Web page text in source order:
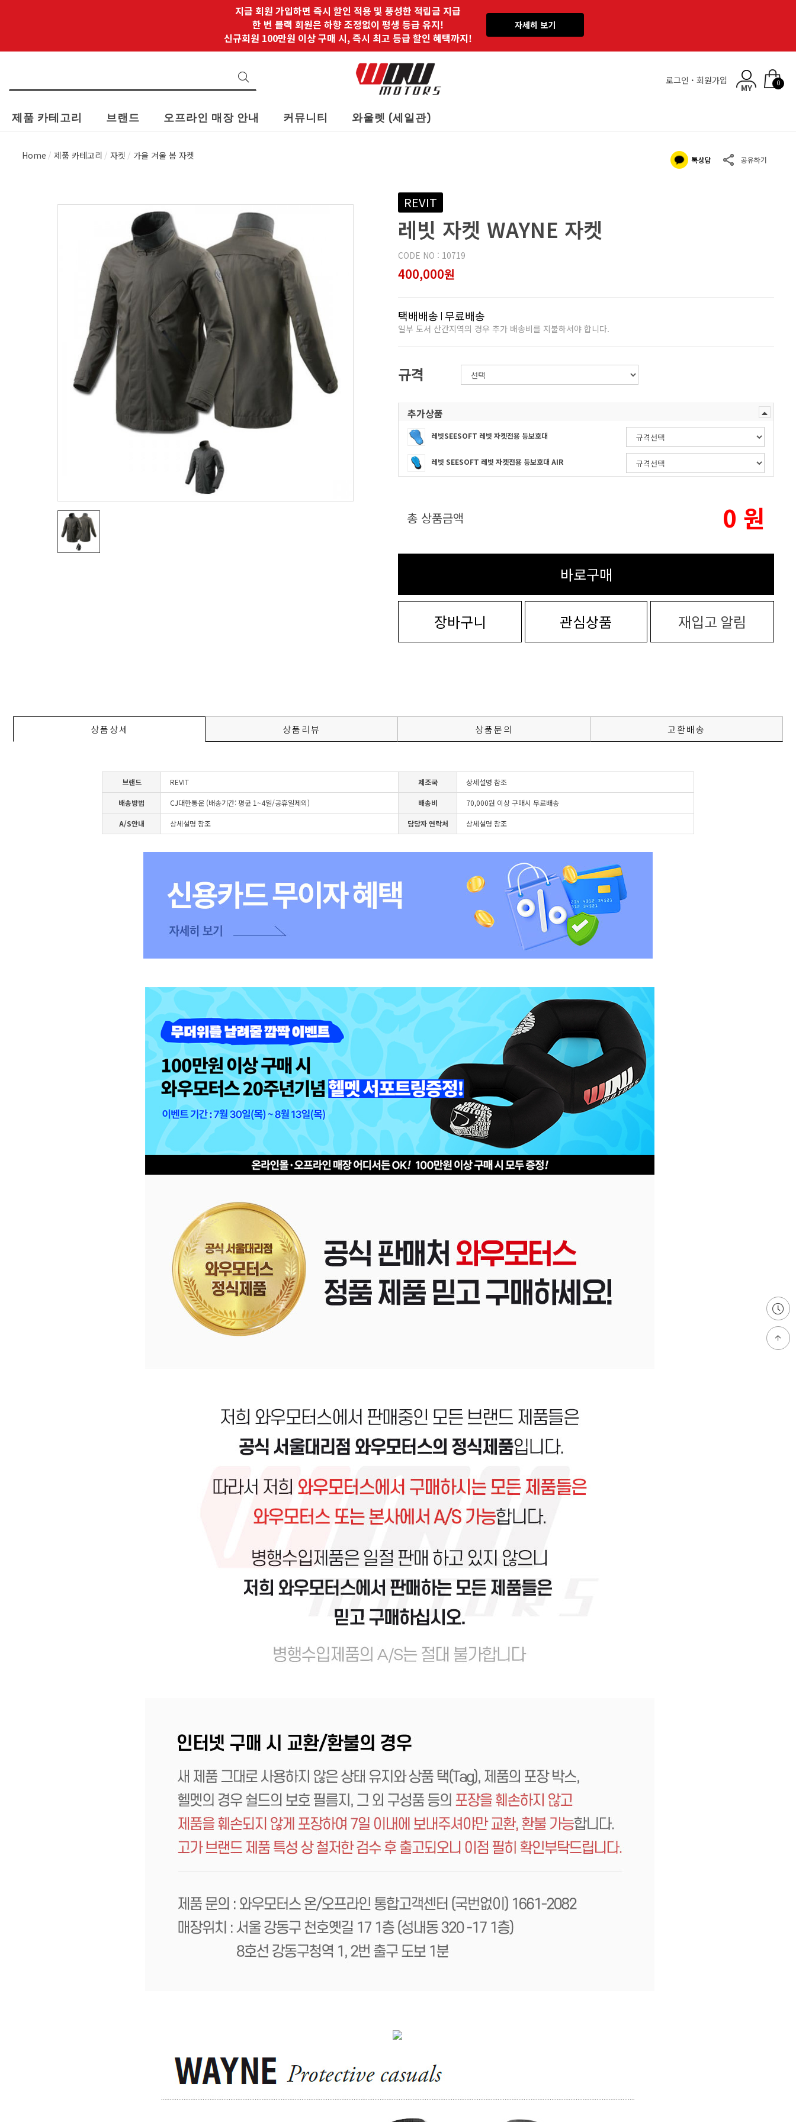
지금 회원 가입하면 즉시 할인 적용 및 풍성한 적립금 지급
한 번 블랙 회원은 하향 조정없이 평생 등급 유지!
신규회원 100만원 이상 구매 시, 즉시 최고 등급 할인 혜택까지!
자세히 보기
로그인 · 회원가입 0
제품 카테고리 브랜드 오프라인 매장 안내 커뮤니티 와울렛 (세일관)
Home 제품 카테고리 자켓 가을 겨울 봄 자켓
REVIT
레빗 자켓 WAYNE 자켓
CODE NO : 10719
400,000원
택배배송 무료배송
일부 도서 산간지역의 경우 추가 배송비를 지불하셔야 합니다.
규격
추가상품
레빗SEESOFT 레빗 자켓전용 등보호대
레빗 SEESOFT 레빗 자켓전용 등보호대 AIR
총 상품금액 0 원
바로구매
장바구니 관심상품 재입고 알림
상품상세 상품리뷰 상품문의 교환배송
브랜드 REVIT 제조국 상세설명 참조
배송방법 CJ대한통운 (배송기간: 평균 1~4일/공휴일제외) 배송비 70,000원 이상 구매시 무료배송
A/S안내 상세설명 참조 담당자 연락처 상세설명 참조